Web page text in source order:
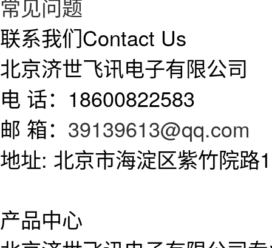
常见问题
联系我们Contact Us
北京济世飞讯电子有限公司
电 话：18600822583
邮 箱： 39139613@qq.com
地址: 北京市海淀区紫竹院路
产品中心